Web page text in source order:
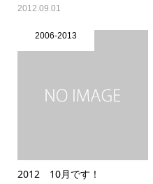
2012.09.01
2006-2013
2012 10月です！